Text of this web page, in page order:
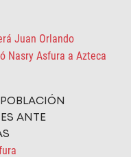
Juan Orlando
Nasry Asfura a Azteca
ANTE